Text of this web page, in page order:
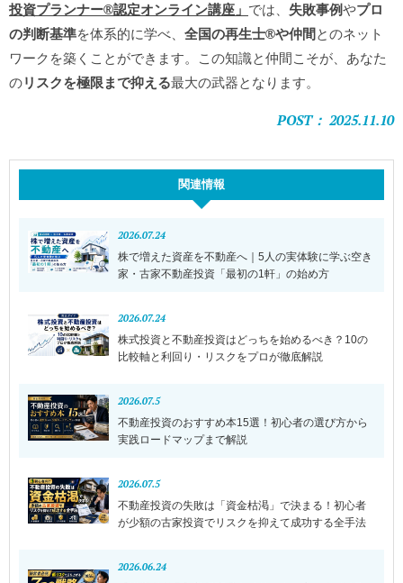
投資プランナー®️認定オンライン講座」 では、 失敗事例やプロ
の判断基準を体系的に学べ、 全国の再生士®️や仲間 とのネット
ワークを築くことができます。この知識と仲間こそが、あなた
のリスクを極限まで抑える最大の武器となります。
POST： 2025.11.10
関連情報
2026.07.24
株で増えた資産を不動産へ｜5人の実体験に学ぶ空き
家・古家不動産投資「最初の1軒」の始め方
2026.07.24
株式投資と不動産投資はどっちを始めるべき？10の
比較軸と利回り・リスクをプロが徹底解説
2026.07.5
不動産投資のおすすめ本15選！初心者の選び方から
実践ロードマップまで解説
2026.07.5
不動産投資の失敗は「資金枯渇」で決まる！初心者
が少額の古家投資でリスクを抑えて成功する全手法
2026.06.24